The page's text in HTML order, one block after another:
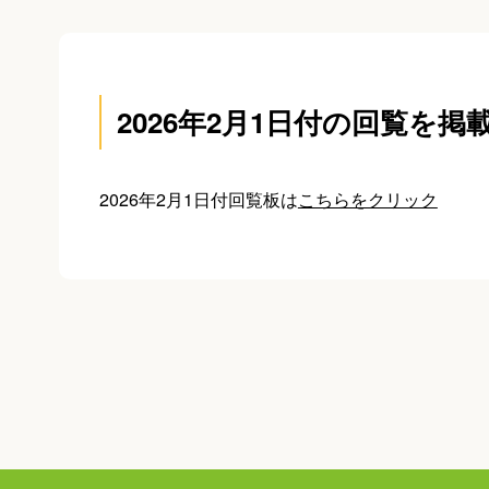
2026年2月1日付の回覧を掲
2026年2月1日付回覧板はこちらをクリック